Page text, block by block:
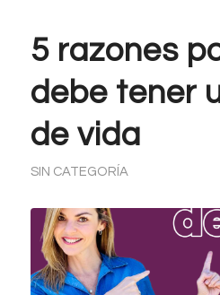
5 razones
debe tener
de vida
SIN CATEGORÍA